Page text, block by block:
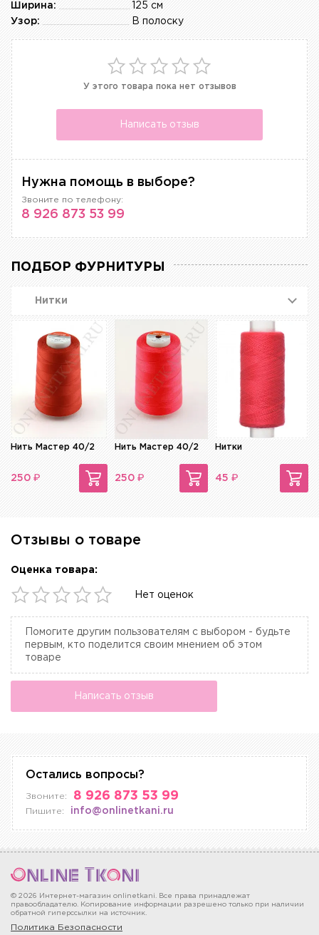
125 см
Ширина:
В полоску
Узор:
У этого товара пока нет отзывов
Написать отзыв
Нужна помощь в выборе?
Звоните по телефону:
8 926 873 53 99
ПОДБОР ФУРНИТУРЫ
Нитки
Нить Мастер 40/2
250 ₽
Нить Мастер 40/2
250 ₽
Нитки
45 ₽
Отзывы о товаре
Оценка товара:
Нет оценок
Помогите другим пользователям с выбором - будьте
первым, кто поделится своим мнением об этом
товаре
Написать отзыв
Остались вопросы?
Звоните: 8 926 873 53 99
Пишите: info@onlinetkani.ru
© 2026 Интернет-магазин onlinetkani. Все права принадлежат
правообладателю. Копирование информации разрешено только при наличии
обратной гиперссылки на источник.
Политика Безопасности